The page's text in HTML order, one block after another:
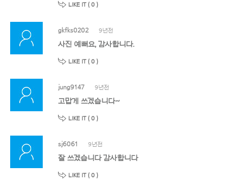
LIKE IT ( 0 )
gkfks0202 9년전
사진 예뻐요, 감사합니다.
LIKE IT ( 0 )
jung9147 9년전
고맙게 쓰겠습니다~
LIKE IT ( 0 )
sj6061 9년전
잘 쓰겠습니다 감사합니다
LIKE IT ( 0 )